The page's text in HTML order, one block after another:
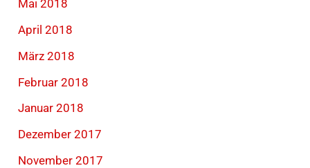
Mai 2018
April 2018
März 2018
Februar 2018
Januar 2018
Dezember 2017
November 2017